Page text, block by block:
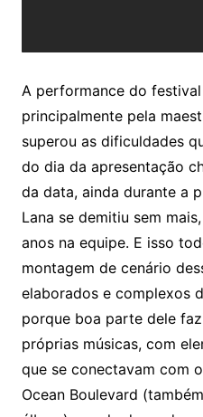
A performance do
principalmente pela
superou as dificuldades
do dia da apresentação
da data, ainda durante a
Lana se demitiu sem
anos na equipe. E isso
montagem de cenário
elaborados e complexos
porque boa parte dele
próprias músicas, com
que se conectavam com
Ocean Boulevard